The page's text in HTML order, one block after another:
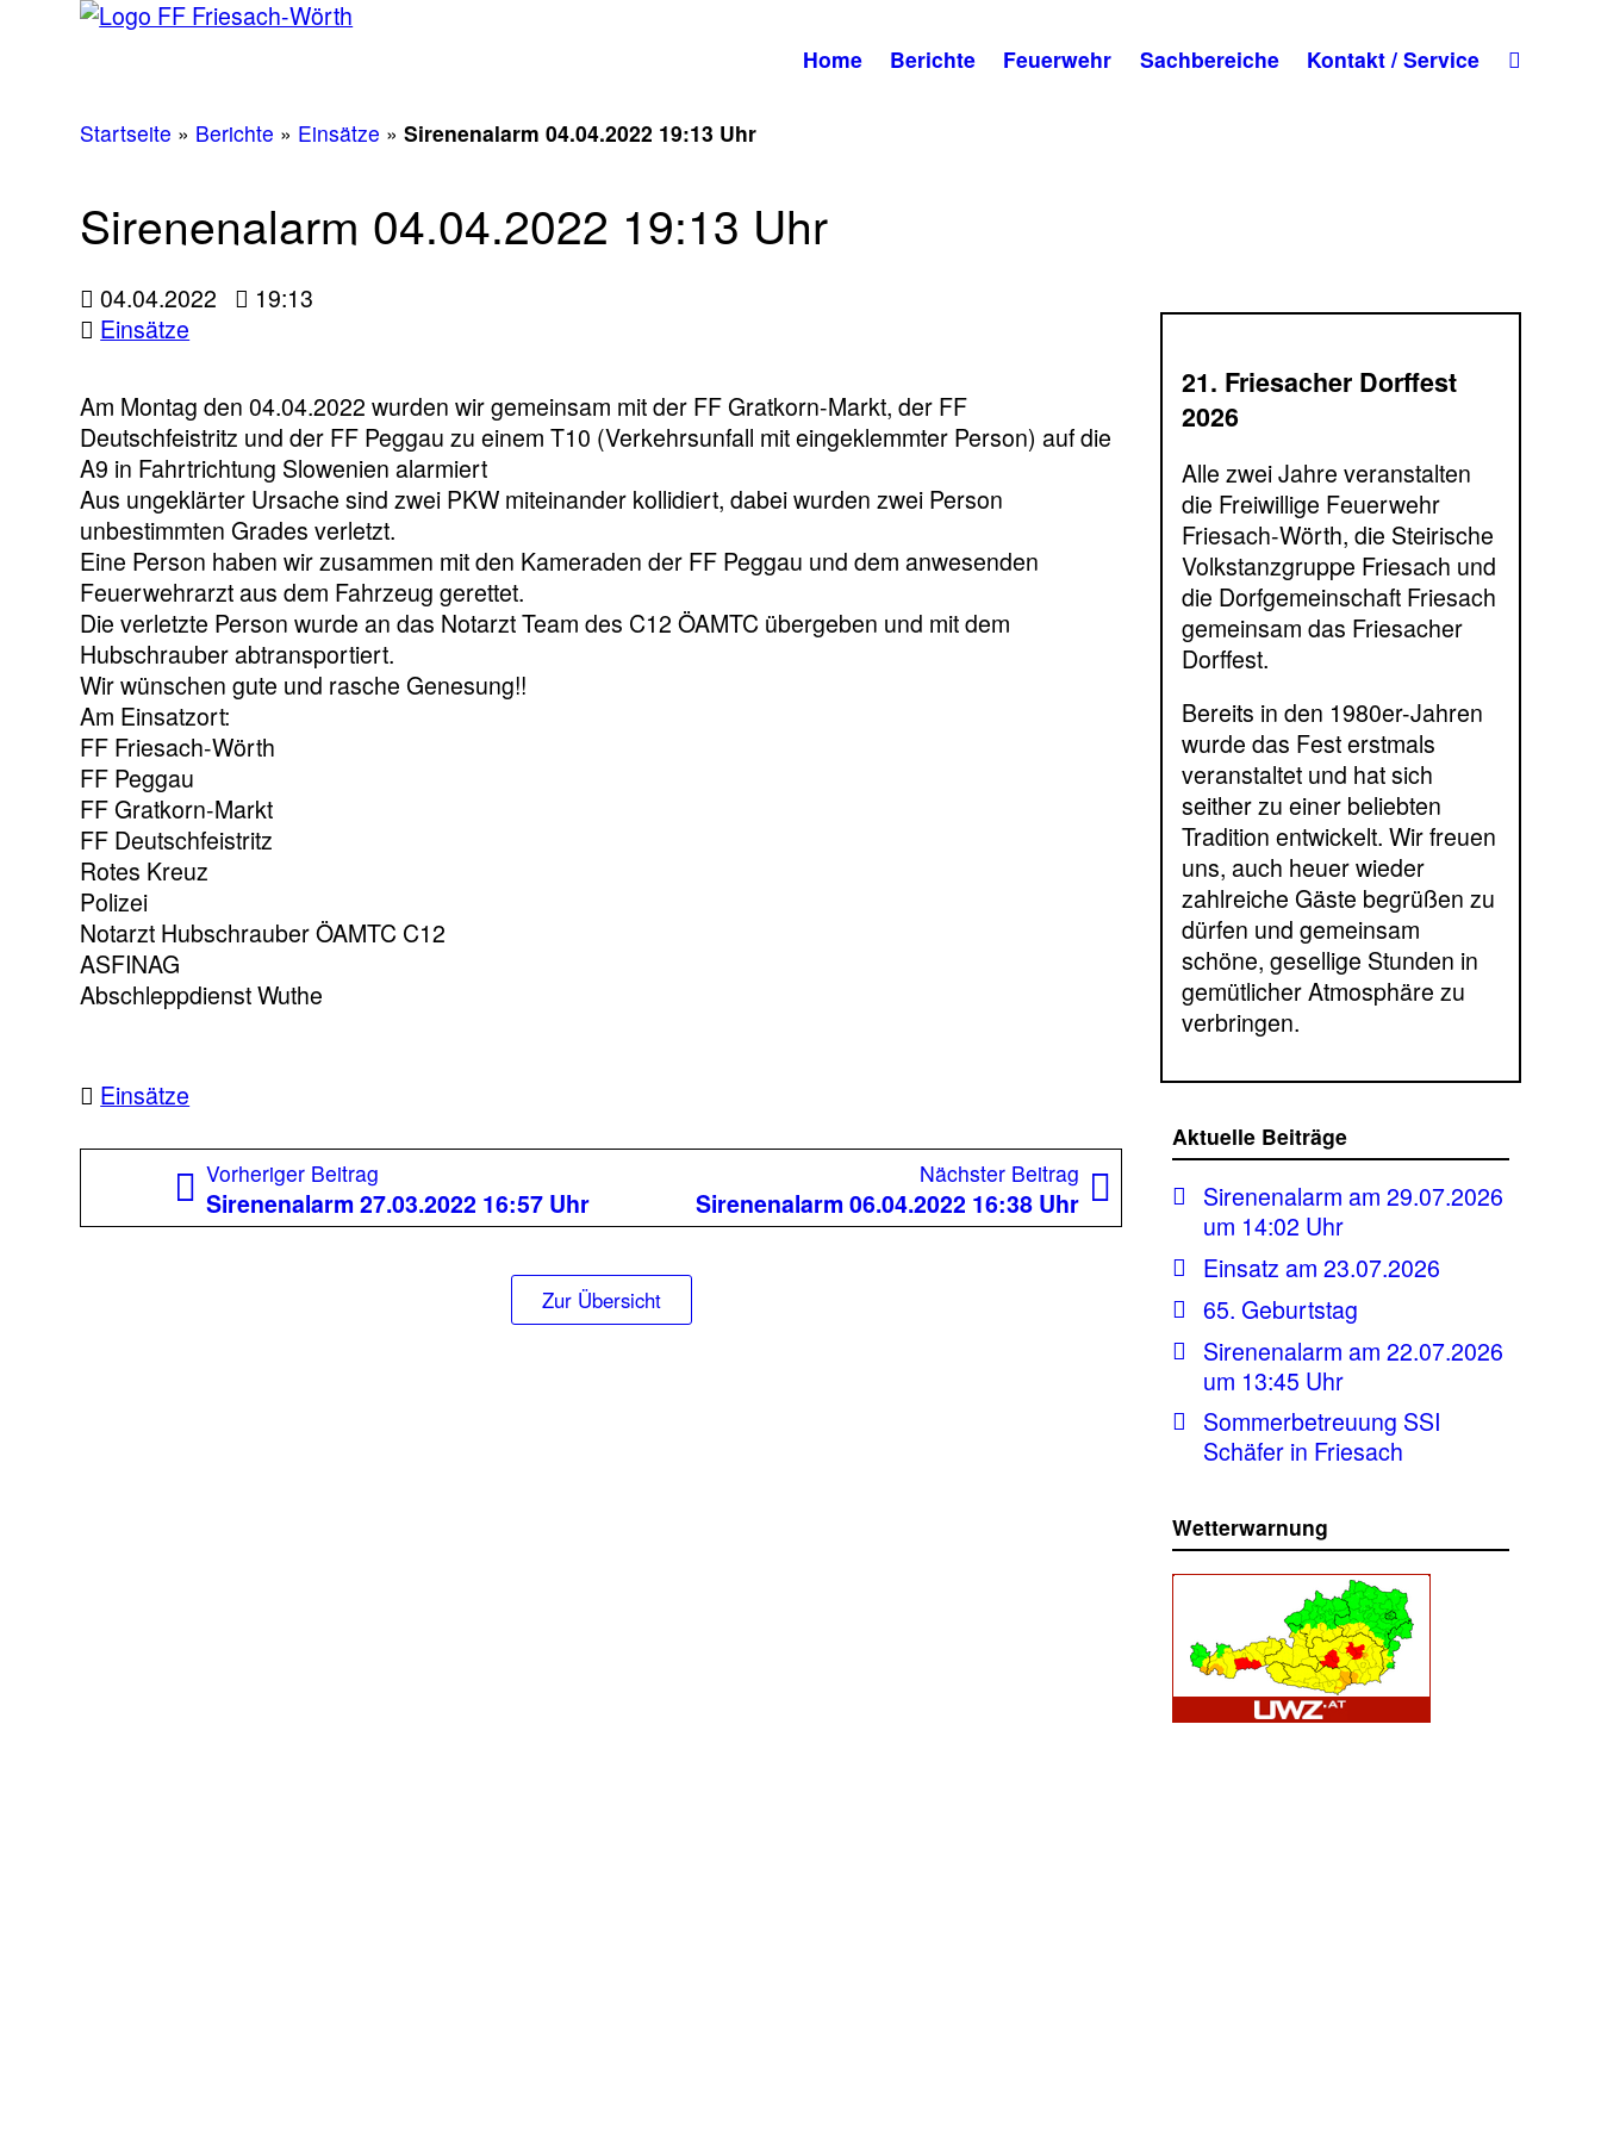
Home Berichte Feuerwehr Sachbereiche Kontakt / Service
Startseite » Berichte » Einsätze »Sirenenalarm 04.04.2022 19:13 Uhr
Sirenenalarm 04.04.2022 19:13 Uhr
04.04.2022
19:13
Einsätze
Am Montag den 04.04.2022 wurden wir gemeinsam mit der FF Gratkorn-Markt, der FF
Deutschfeistritz und der FF Peggau zu einem T10 (Verkehrsunfall mit eingeklemmter Person) auf die
A9 in Fahrtrichtung Slowenien alarmiert
Aus ungeklärter Ursache sind zwei PKW miteinander kollidiert, dabei wurden zwei Person
unbestimmten Grades verletzt.
Eine Person haben wir zusammen mit den Kameraden der FF Peggau und dem anwesenden
Feuerwehrarzt aus dem Fahrzeug gerettet.
Die verletzte Person wurde an das Notarzt Team des C12 ÖAMTC übergeben und mit dem
Hubschrauber abtransportiert.
Wir wünschen gute und rasche Genesung!!
Am Einsatzort:
FF Friesach-Wörth
FF Peggau
FF Gratkorn-Markt
FF Deutschfeistritz
Rotes Kreuz
Polizei
Notarzt Hubschrauber ÖAMTC C12
ASFINAG
Abschleppdienst Wuthe
Einsätze
Beitragsnavigation
Vorheriger Beitrag
Beitrag:
Sirenenalarm 27.03.2022 16:57 Uhr
Nächster Beitrag Nächster
Beitrag:
Sirenenalarm 06.04.2022 16:38 Uhr
Zur Übersicht
21. Friesacher Dorffest
2026
Alle zwei Jahre veranstalten
die Freiwillige Feuerwehr
Friesach-Wörth, die Steirische
Volkstanzgruppe Friesach und
die Dorfgemeinschaft Friesach
gemeinsam das Friesacher
Dorffest.
Bereits in den 1980er-Jahren
wurde das Fest erstmals
veranstaltet und hat sich
seither zu einer beliebten
Tradition entwickelt. Wir freuen
uns, auch heuer wieder
zahlreiche Gäste begrüßen zu
dürfen und gemeinsam
schöne, gesellige Stunden in
gemütlicher Atmosphäre zu
verbringen.
Aktuelle Beiträge
Sirenenalarm am 29.07.2026
um 14:02 Uhr
Einsatz am 23.07.2026
65. Geburtstag
Sirenenalarm am 22.07.2026
um 13:45 Uhr
Sommerbetreuung SSI
Schäfer in Friesach
Wetterwarnung